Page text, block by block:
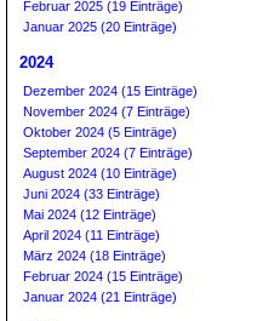
Februar 2025 (19 Einträge)
Januar 2025 (20 Einträge)
2024
Dezember 2024 (15 Einträge)
November 2024 (7 Einträge)
Oktober 2024 (5 Einträge)
September 2024 (7 Einträge)
August 2024 (10 Einträge)
Juni 2024 (33 Einträge)
Mai 2024 (12 Einträge)
April 2024 (11 Einträge)
März 2024 (18 Einträge)
Februar 2024 (15 Einträge)
Januar 2024 (21 Einträge)